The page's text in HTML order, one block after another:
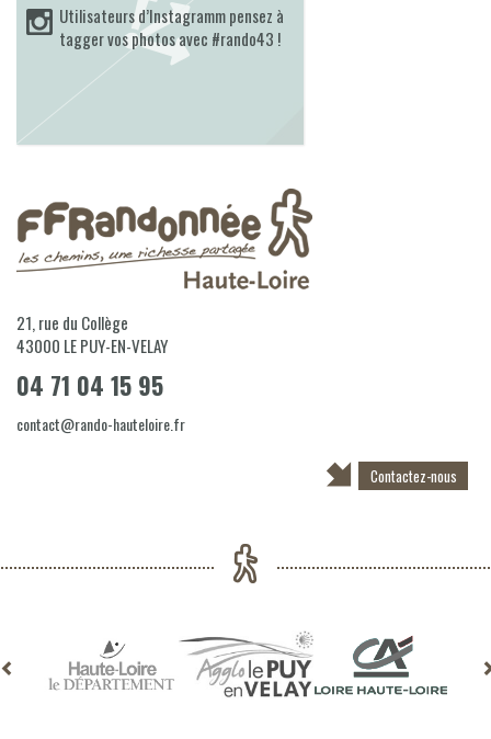
Utilisateurs d’Instagramm pensez à
tagger vos photos avec #rando43 !
21, rue du Collège
43000 LE PUY-EN-VELAY
04 71 04 15 95
contact@rando-hauteloire.fr
Contactez-nous